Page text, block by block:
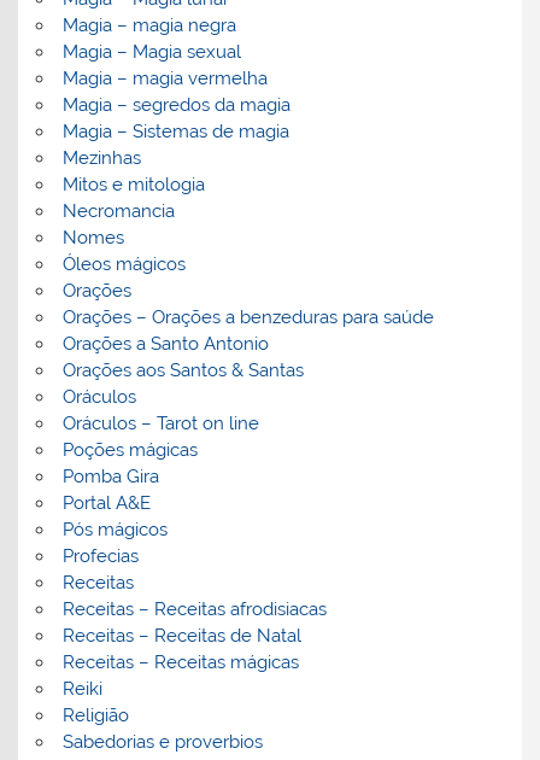
Magia – magia negra
Magia – Magia sexual
Magia – magia vermelha
Magia – segredos da magia
Magia – Sistemas de magia
Mezinhas
Mitos e mitologia
Necromancia
Nomes
Óleos mágicos
Orações
Orações – Orações a benzeduras para saúde
Orações a Santo Antonio
Orações aos Santos & Santas
Oráculos
Oráculos – Tarot on line
Poções mágicas
Pomba Gira
Portal A&E
Pós mágicos
Profecias
Receitas
Receitas – Receitas afrodisiacas
Receitas – Receitas de Natal
Receitas – Receitas mágicas
Reiki
Religião
Sabedorias e proverbios